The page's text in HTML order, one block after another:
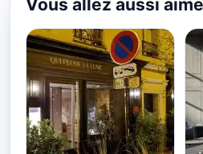
Vous allez aussi